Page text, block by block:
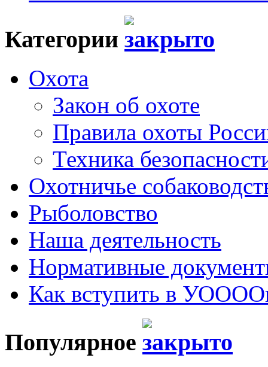
Категории
Охота
Закон об охоте
Правила охоты
Техника
Охотничье
Рыболовство
Наша деятельность
Нормативные
Как вступить в
Популярное